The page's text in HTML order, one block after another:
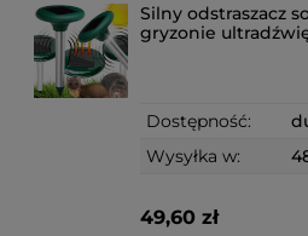
Silny odstraszacz
gryzonie
Dostępność:
Wysyłka w:
49,60 zł